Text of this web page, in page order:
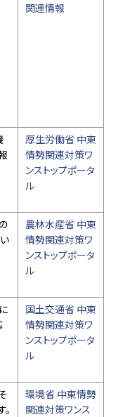
関連情報​
厚生労働省 中東
情勢関連対策ワ
ンストップポータ
ル
農林水産省 中東
情勢関連対策ワ
ンストップポータ
ル
国土交通省 中東
情勢関連対策ワ
ンストップポータ
ル
環境省 中東情勢
関連対策ワンス